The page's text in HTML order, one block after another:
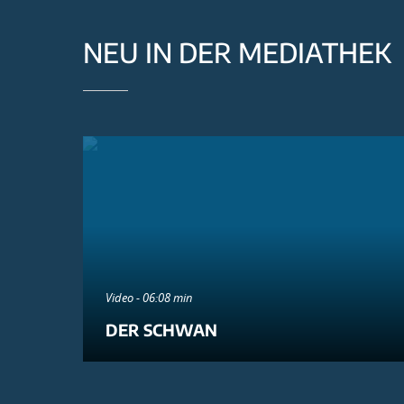
NEU IN DER MEDIATHEK
Video - 06:08 min
DER SCHWAN